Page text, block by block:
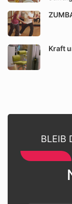
Kraft
BLEIB